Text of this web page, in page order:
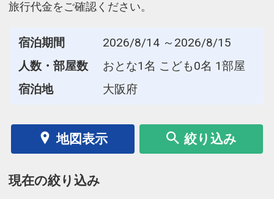
旅行代金をご確認ください。
宿泊期間
2026/8/14 ～2026/8/15
人数・部屋数
おとな1名 こども0名 1部屋
宿泊地
大阪府
地図表示 絞り込み
現在の絞り込み